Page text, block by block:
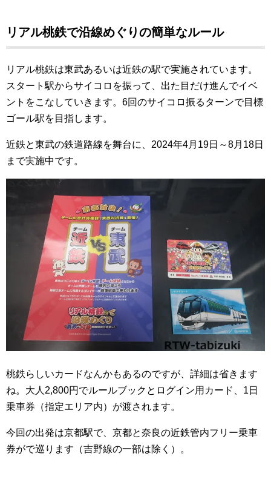
リアル桃鉄で沿線めぐりの簡単なルール
リアル桃鉄は東武あるいは近鉄の駅で実施されています。
スタート駅からサイコロを振って、出た目だけ進んでイベ
ントをこなしていきます。6回のサイコロ振るターンで目標
ゴール駅を目指します。
近鉄と東武の鉄道路線を舞台に、2024年4月19日～8月18日
まで実施中です。
桃鉄らしいカードなんかもあるのですが、詳細は省きます
ね。大人2,800円でルールブックとログイン用カード、1日
乗車券（指定エリア内）が渡されます。
今回の出発は京都駅で、京都と奈良の近鉄管内フリー乗車
券がで巡ります（吉野線の一部は除く）。